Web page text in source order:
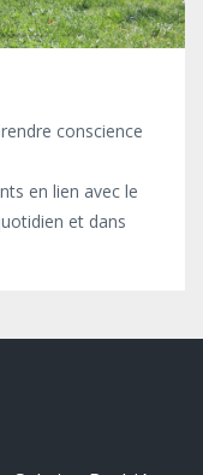
conscience
en lien avec le
et dans